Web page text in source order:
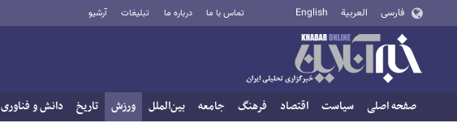
فارسی العربية English تماس با ما درباره ما تبلیغات آرشیو
صفحه اصلی سیاست اقتصاد فرهنگ جامعه بین‌الملل ورزش تاریخ دانش و فناوری